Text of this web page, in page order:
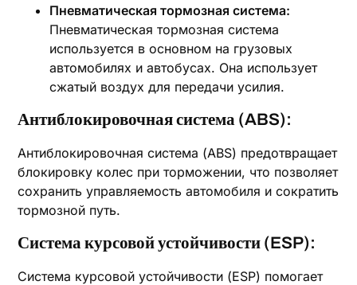
Пневматическая тормозная система:
Пневматическая тормозная система
используется в основном на грузовых
автомобилях и автобусах. Она использует
сжатый воздух для передачи усилия.
Антиблокировочная система (ABS):
Антиблокировочная система (ABS) предотвращает
блокировку колес при торможении, что позволяет
сохранить управляемость автомобиля и сократить
тормозной путь.
Система курсовой устойчивости (ESP):
Система курсовой устойчивости (ESP) помогает